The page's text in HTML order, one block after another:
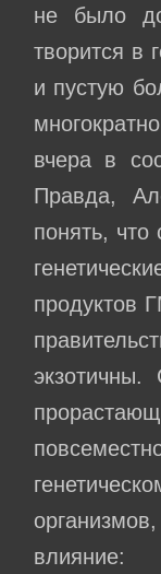
не было
творится в
и пустую
вчера в
Правда,
понять,
продуктов
влияние: